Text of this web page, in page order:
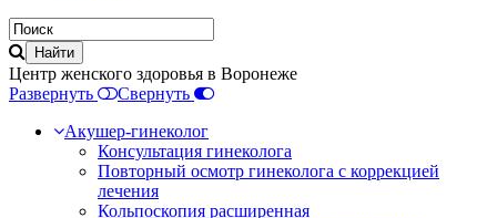
Центр женского здоровья в Воронеже
Развернуть
Свернуть
Акушер-гинеколог
Консультация гинеколога
Повторный осмотр гинеколога с коррекцией
лечения
Кольпоскопия расширенная